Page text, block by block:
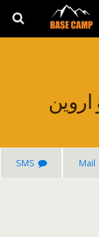
Mail
SMS